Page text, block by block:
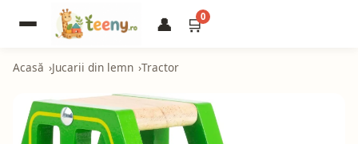
👤 🛒0
Acasă Jucarii din lemn Tractor